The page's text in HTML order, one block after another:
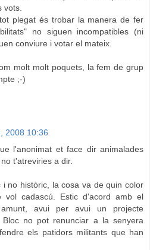
vots.
plegat és trobar la manera de fer
no siguen incompatibles (ni
conviure i votar el mateix.
molt molt poquets, la fem de grup
;-)
2008 10:36
l'anonimat et face dir animalades
t'atreviries a dir.
i no històric, la cosa va de quin color
vol cadascú. Estic d'acord amb el
avui per avui un projecte
Bloc no pot renunciar a la senyera
els patidors militants que han